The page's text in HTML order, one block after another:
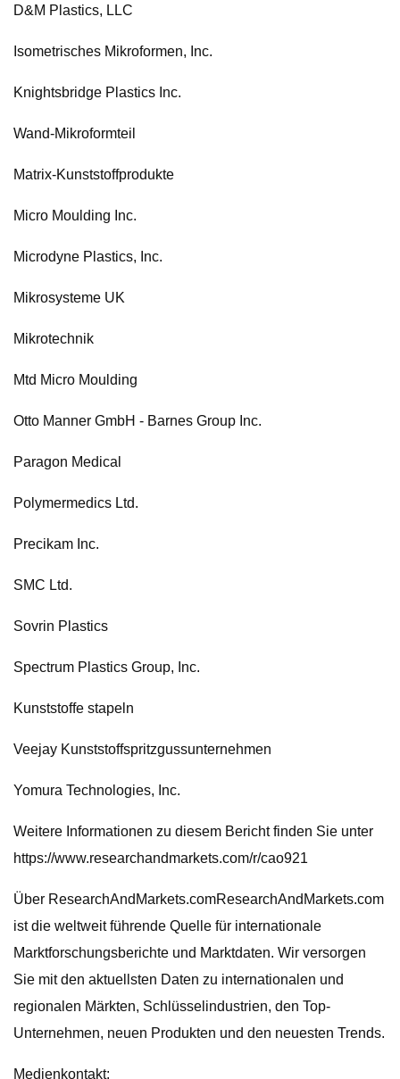
D&M Plastics, LLC
Isometrisches Mikroformen, Inc.
Knightsbridge Plastics Inc.
Wand-Mikroformteil
Matrix-Kunststoffprodukte
Micro Moulding Inc.
Microdyne Plastics, Inc.
Mikrosysteme UK
Mikrotechnik
Mtd Micro Moulding
Otto Manner GmbH - Barnes Group Inc.
Paragon Medical
Polymermedics Ltd.
Precikam Inc.
SMC Ltd.
Sovrin Plastics
Spectrum Plastics Group, Inc.
Kunststoffe stapeln
Veejay Kunststoffspritzgussunternehmen
Yomura Technologies, Inc.
Weitere Informationen zu diesem Bericht finden Sie unter
https://www.researchandmarkets.com/r/cao921
Über ResearchAndMarkets.comResearchAndMarkets.com
ist die weltweit führende Quelle für internationale
Marktforschungsberichte und Marktdaten. Wir versorgen
Sie mit den aktuellsten Daten zu internationalen und
regionalen Märkten, Schlüsselindustrien, den Top-
Unternehmen, neuen Produkten und den neuesten Trends.
Medienkontakt: